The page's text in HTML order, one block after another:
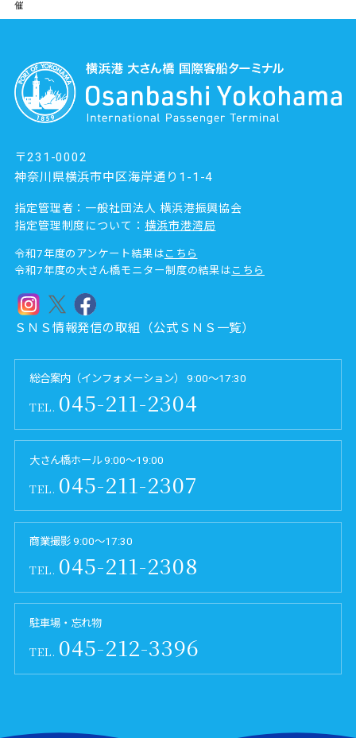
催
〒231-0002
神奈川県横浜市中区海岸通り1-1-4
指定管理者：一般社団法人 横浜港振興協会
指定管理制度について： 横浜市港湾局
令和7年度のアンケート結果は こちら
令和7年度の大さん橋モニター制度の結果は こちら
ＳＮＳ情報発信の取組（公式ＳＮＳ一覧）
総合案内（インフォメーション） 9:00～17:30
TEL. 045-211-2304
大さん橋ホール 9:00～19:00
TEL. 045-211-2307
商業撮影 9:00～17:30
TEL. 045-211-2308
駐車場・忘れ物
TEL. 045-212-3396